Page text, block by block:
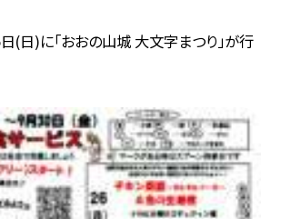
(日)に「おおの山城 大文字まつり」が行